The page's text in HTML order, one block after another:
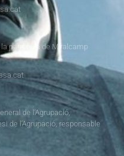
la parròquia de Miralcamp
de l’Agrupació,
de l’Agrupació, responsable